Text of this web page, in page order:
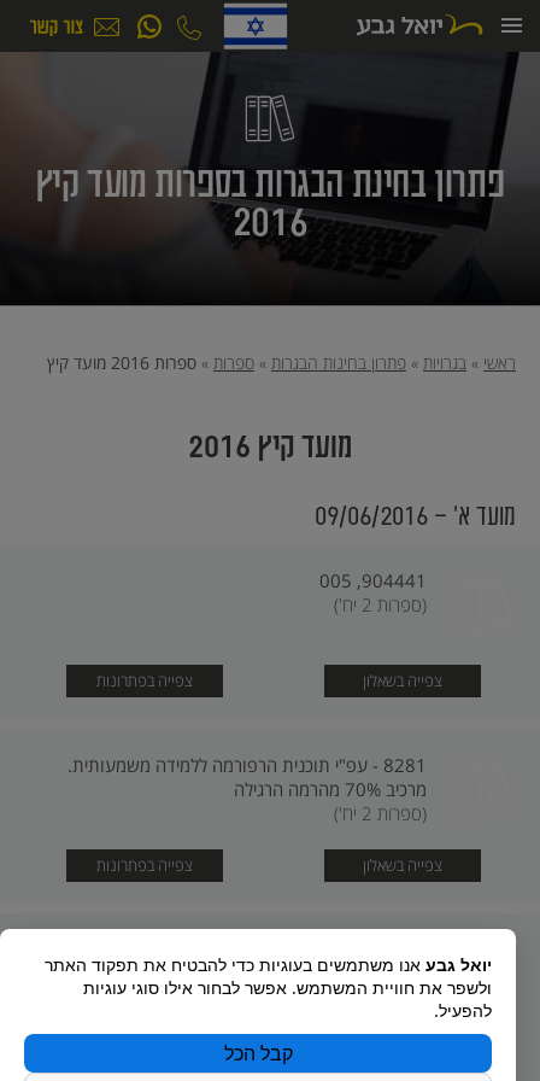
לתוכן
פתרון בחינת הבגרות בספרות מועד קיץ
2016
ראשי » בגרויות » פתרון בחינות הבגרות » ספרות » ספרות 2016 מועד קיץ
מועד קיץ 2016
מועד א׳ - 09/06/2016
904441, 005
(ספרות 2 יח')
צפייה בשאלון צפייה בפתרונות
8281 - עפ"י תוכנית הרפורמה ללמידה משמעותית.
מרכיב 70% מהרמה הרגילה
(ספרות 2 יח')
צפייה בשאלון צפייה בפתרונות
(ספרות 3 יח')יואל גבע אנו משתמשים בעוגיות כדי להבטיח את תפקוד האתר
ולשפר את חוויית המשתמש. אפשר לבחור אילו סוגי עוגיות
להפעיל.
קבל הכל